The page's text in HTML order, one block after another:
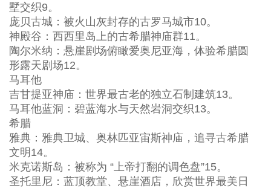
墅交织9。
庞贝古城：被火山灰封存的古罗马城市10。
神殿谷：西西里岛上的古希腊神庙群11。
陶尔米纳：悬崖剧场俯瞰爱奥尼亚海，体验希腊圆
形露天剧场12。
马耳他
吉甘提亚神庙：世界最古老的独立石制建筑13。
马耳他蓝洞：碧蓝海水与天然岩洞交织13。
希腊
雅典：雅典卫城、奥林匹亚宙斯神庙，追寻古希腊
文明14。
米克诺斯岛：被称为 “上帝打翻的调色盘”15。
圣托里尼：蓝顶教堂、悬崖酒店，欣赏世界最美日